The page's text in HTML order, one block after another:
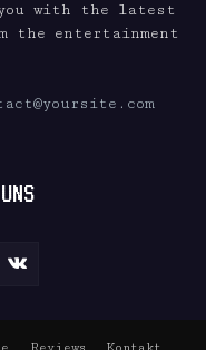
you with the latest
the entertainment